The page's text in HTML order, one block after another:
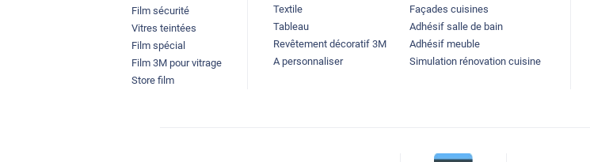
Film sécurité
Vitres teintées
Film spécial
Film 3M pour vitrage
Store film
Textile
Tableau
Revêtement décoratif 3M
A personnaliser
Façades cuisines
Adhésif salle de bain
Adhésif meuble
Simulation rénovation cuisine